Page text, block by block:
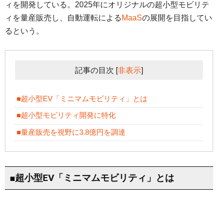
ィを開発している。2025年にオリジナルの超小型モビリテ
ィを量産販売し、自動運転による MaaSの展開を目指してい
るという。
記事の目次 [非表示]
■超小型EV「ミニマムモビリティ」とは
■超小型モビリティ開発に特化
■量産販売を視野に3.8億円を調達
■超小型EV「ミニマムモビリティ」とは